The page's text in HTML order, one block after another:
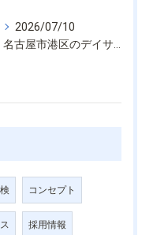
2026/07/10
名古屋市港区のデイサービス消防設備点検は消火器具や誘導灯も丁寧に作業を進めます
コンセプト
採用情報